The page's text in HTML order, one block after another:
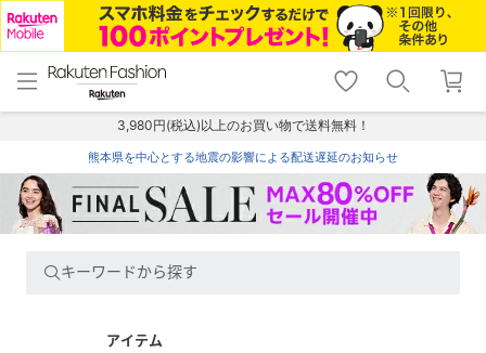
menu home
トップ
shopping_cart lock_outline
ログイン
3,980円(税込)以上のお買い物で送料無料！
熊本県を中心とする地震の影響による配送遅延のお知らせ
キーワードから探す
アイテム